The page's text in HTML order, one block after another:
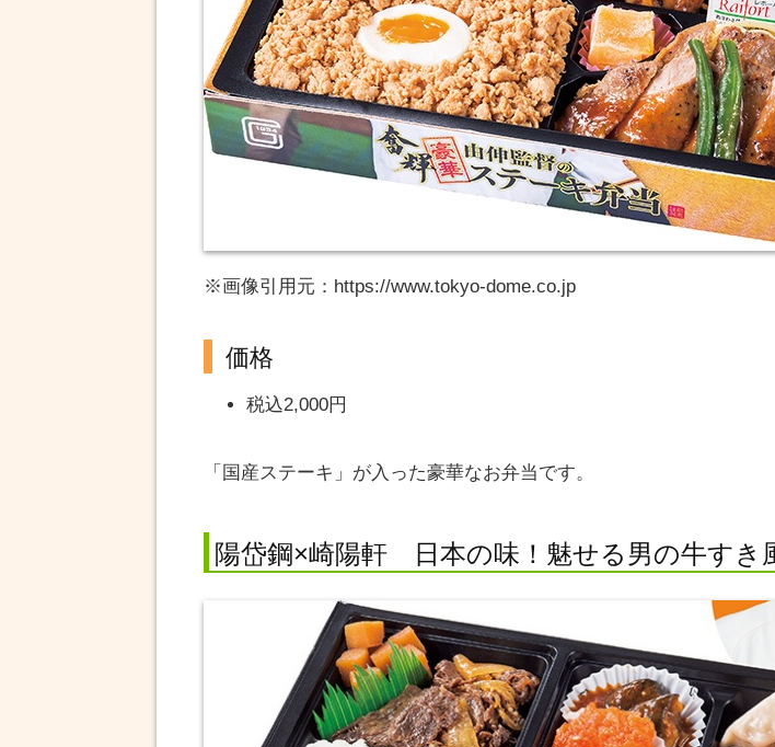
※画像引用元：https://www.tokyo-dome.co.jp
価格
税込2,000円
「国産ステーキ」が入った豪華なお弁当です。
陽岱鋼×崎陽軒 日本の味！魅せる男の牛すき